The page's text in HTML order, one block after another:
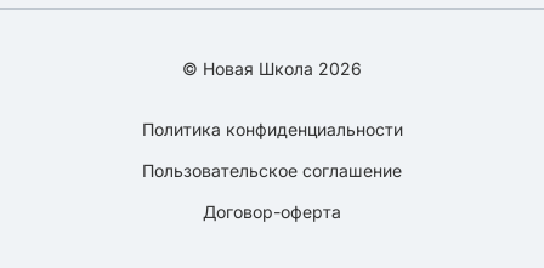
© Новая Школа 2026
Политика конфиденциальности
Пользовательское соглашение
Договор-оферта